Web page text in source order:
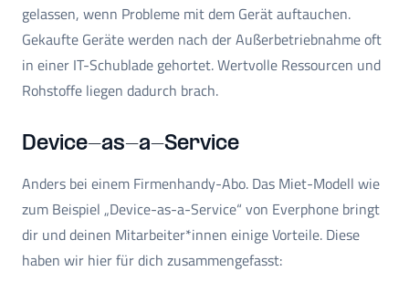
gelassen, wenn Probleme mit dem Gerät auftauchen.
Gekaufte Geräte werden nach der Außerbetriebnahme oft
in einer IT-Schublade gehortet. Wertvolle Ressourcen und
Rohstoffe liegen dadurch brach.
Device-as-a-Service
Anders bei einem Firmenhandy-Abo. Das Miet-Modell wie
zum Beispiel „Device-as-a-Service“ von Everphone bringt
dir und deinen Mitarbeiter*innen einige Vorteile. Diese
haben wir hier für dich zusammengefasst: